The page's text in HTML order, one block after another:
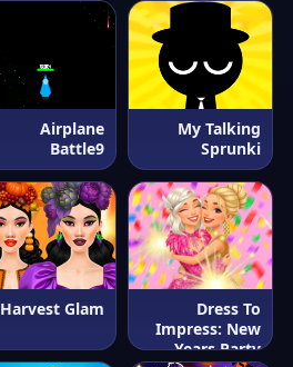
My Talking
Sprunki
Airplane
Battle9
Dress To
Impress: New
Years Party
Harvest Glam